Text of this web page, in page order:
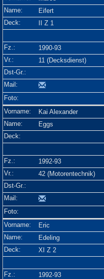
Eifert
II Z 1
1990-93
11 (Decksdienst)
Kai Alexander
Eggs
1992-93
42 (Motorentechnik)
Eric
Edeling
XI Z 2
1992-93